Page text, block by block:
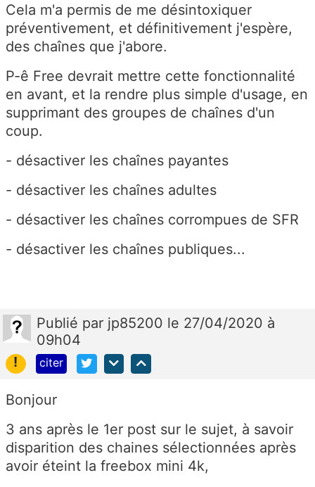
Cela m'a permis de me désintoxiquer
préventivement, et définitivement j'espère,
des chaînes que j'abore.
P-ê Free devrait mettre cette fonctionnalité
en avant, et la rendre plus simple d'usage, en
supprimant des groupes de chaînes d'un
coup.
- désactiver les chaînes payantes
- désactiver les chaînes adultes
- désactiver les chaînes corrompues de SFR
- désactiver les chaînes publiques...
Publié par jp85200 le 27/04/2020 à
09h04
!
citer
Bonjour
3 ans après le 1er post sur le sujet, à savoir
disparition des chaines sélectionnées après
avoir éteint la freebox mini 4k,